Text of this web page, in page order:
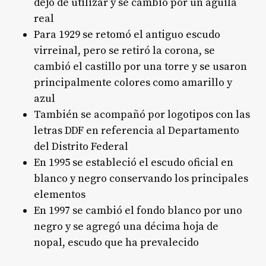
real
Para 1929 se retomó el antiguo escudo
virreinal, pero se retiró la corona, se
cambió el castillo por una torre y se usaron
principalmente colores como amarillo y
azul
También se acompañó por logotipos con las
letras DDF en referencia al Departamento
del Distrito Federal
En 1995 se estableció el escudo oficial en
blanco y negro conservando los principales
elementos
En 1997 se cambió el fondo blanco por uno
negro y se agregó una décima hoja de
nopal, escudo que ha prevalecido